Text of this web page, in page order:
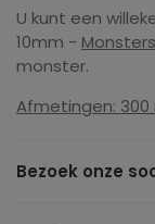
U kunt een
10mm - Monsters
monster.
Afmetingen: 300
Bezoek onze